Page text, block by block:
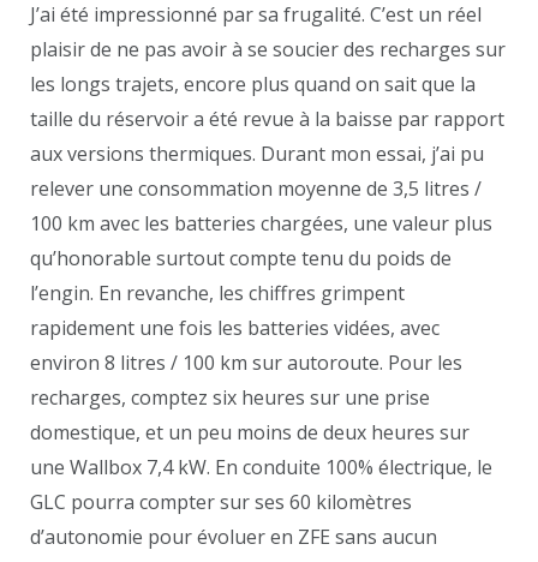
J’ai été impressionné par sa frugalité. C’est un réel
plaisir de ne pas avoir à se soucier des recharges sur
les longs trajets, encore plus quand on sait que la
taille du réservoir a été revue à la baisse par rapport
aux versions thermiques. Durant mon essai, j’ai pu
relever une consommation moyenne de 3,5 litres /
100 km avec les batteries chargées, une valeur plus
qu’honorable surtout compte tenu du poids de
l’engin. En revanche, les chiffres grimpent
rapidement une fois les batteries vidées, avec
environ 8 litres / 100 km sur autoroute. Pour les
recharges, comptez six heures sur une prise
domestique, et un peu moins de deux heures sur
une Wallbox 7,4 kW. En conduite 100% électrique, le
GLC pourra compter sur ses 60 kilomètres
d’autonomie pour évoluer en ZFE sans aucun